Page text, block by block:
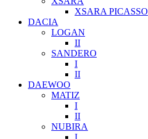
XSARA PICASSO
DACIA
LOGAN
II
SANDERO
I
II
DAEWOO
MATIZ
I
II
NUBIRA
I